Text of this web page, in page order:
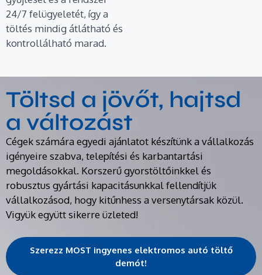
24/7 felügyeletét, így a
töltés mindig átlátható és
kontrollálható marad.
Töltsd a jövőt, hajtsd
a változást
Cégek számára egyedi ajánlatot készítünk a vállalkozás
igényeire szabva, telepítési és karbantartási
megoldásokkal. Korszerű gyorstöltőinkkel és
robusztus gyártási kapacitásunkkal fellendítjük
vállalkozásod, hogy kitűnhess a versenytársak közül.
Vigyük együtt sikerre üzleted!
Szerezz MOST ingyenes elektromos autó töltő
demót!